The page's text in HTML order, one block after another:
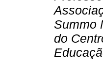
Summo
do